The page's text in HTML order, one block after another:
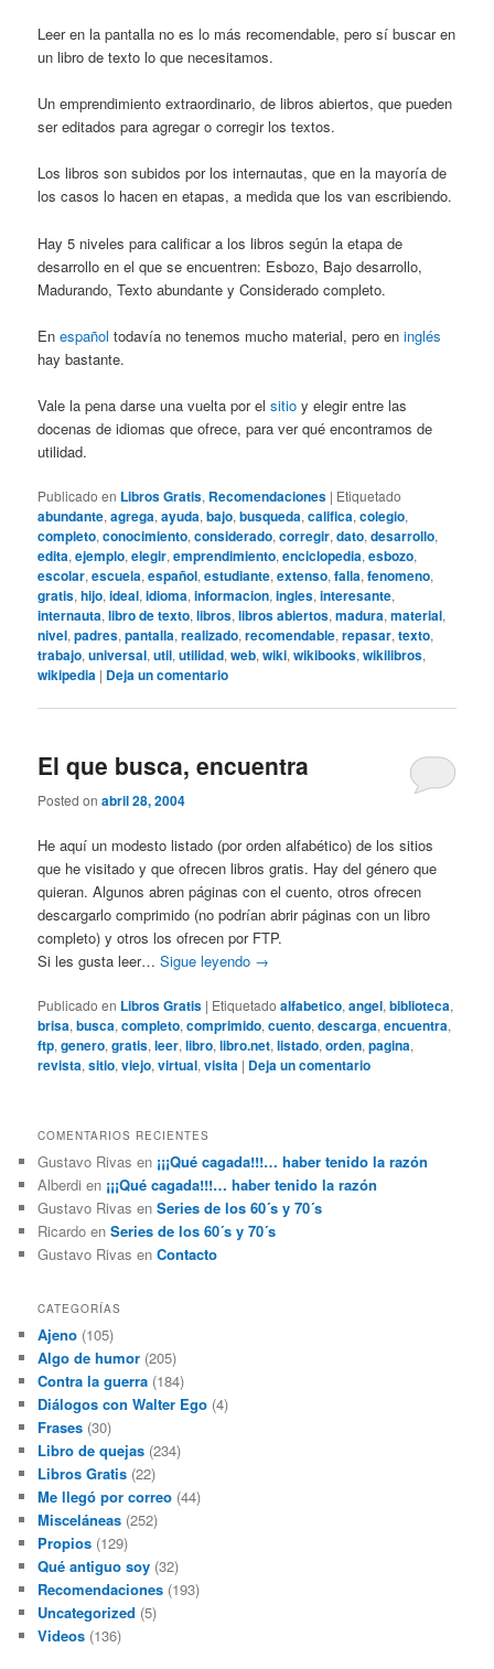
Leer en la pantalla no es lo más recomendable, pero sí buscar en
un libro de texto lo que necesitamos.
Un emprendimiento extraordinario, de libros abiertos, que pueden
ser editados para agregar o corregir los textos.
Los libros son subidos por los internautas, que en la mayoría de
los casos lo hacen en etapas, a medida que los van escribiendo.
Hay 5 niveles para calificar a los libros según la etapa de
desarrollo en el que se encuentren: Esbozo, Bajo desarrollo,
Madurando, Texto abundante y Considerado completo.
Enespañol todavía no tenemos mucho material, pero eninglés
hay bastante.
Vale la pena darse una vuelta por elsitio y elegir entre las
docenas de idiomas que ofrece, para ver qué encontramos de
utilidad.
Publicado en Libros Gratis, Recomendaciones | Etiquetado
abundante,agrega,ayuda,bajo,busqueda,califica,colegio,
completo,conocimiento,considerado,corregir,dato,desarrollo,
edita,ejemplo,elegir,emprendimiento,enciclopedia,esbozo,
escolar,escuela,español,estudiante,extenso,falla,fenomeno,
gratis,hijo,ideal,idioma,informacion,ingles,interesante,
internauta,libro de texto,libros,libros abiertos,madura,material,
nivel,padres,pantalla,realizado,recomendable,repasar,texto,
trabajo,universal,util,utilidad,web,wiki,wikibooks,wikilibros,
wikipedia | Deja un comentario
El que busca, encuentra
Posted onabril 28, 2004
He aquí un modesto listado (por orden alfabético) de los sitios
que he visitado y que ofrecen libros gratis. Hay del género que
quieran. Algunos abren páginas con el cuento, otros ofrecen
descargarlo comprimido (no podrían abrir páginas con un libro
completo) y otros los ofrecen por FTP.
Si les gusta leer…Sigue leyendo →
Publicado en Libros Gratis | Etiquetado alfabetico,angel,biblioteca,
brisa,busca,completo,comprimido,cuento,descarga,encuentra,
ftp,genero,gratis,leer,libro,libro.net,listado,orden,pagina,
revista,sitio,viejo,virtual,visita | Deja un comentario
COMENTARIOS RECIENTES
Gustavo Rivas en ¡¡¡Qué cagada!!!… haber tenido la razón
Alberdi en ¡¡¡Qué cagada!!!… haber tenido la razón
Gustavo Rivas enSeries de los 60´s y 70´s
Ricardo enSeries de los 60´s y 70´s
Gustavo Rivas enContacto
CATEGORÍAS
Ajeno (105)
Algo de humor (205)
Contra la guerra (184)
Diálogos con Walter Ego (4)
Frases (30)
Libro de quejas (234)
Libros Gratis (22)
Me llegó por correo (44)
Misceláneas (252)
Propios (129)
Qué antiguo soy (32)
Recomendaciones (193)
Uncategorized (5)
Videos (136)